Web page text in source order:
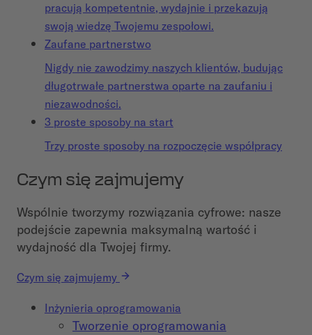
pracują kompetentnie, wydajnie i przekazują
swoją wiedzę Twojemu zespołowi.
Zaufane partnerstwo
Nigdy nie zawodzimy naszych klientów, budując
długotrwałe partnerstwa oparte na zaufaniu i
niezawodności.
3 proste sposoby na start
Trzy proste sposoby na rozpoczęcie współpracy
Czym się zajmujemy
Wspólnie tworzymy rozwiązania cyfrowe: nasze
podejście zapewnia maksymalną wartość i
wydajność dla Twojej firmy.
Czym się zajmujemy
Inżynieria oprogramowania
Tworzenie oprogramowania